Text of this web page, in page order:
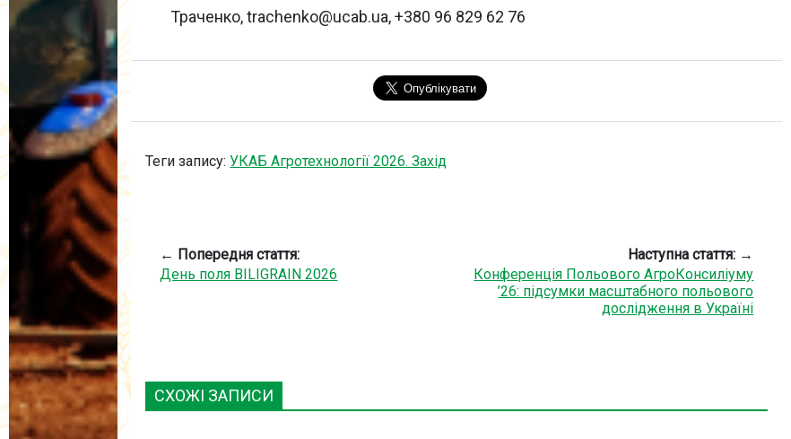
Траченко, trachenko@ucab.ua, +380 96 829 62 76
Теги запису:УКАБ Агротехнології 2026. Захід
← Попередня стаття:
День поля BILIGRAIN 2026
Наступна стаття: →
Конференція Польового АгроКонсиліуму
’26: підсумки масштабного польового
дослідження в Україні
СХОЖІ ЗАПИСИ